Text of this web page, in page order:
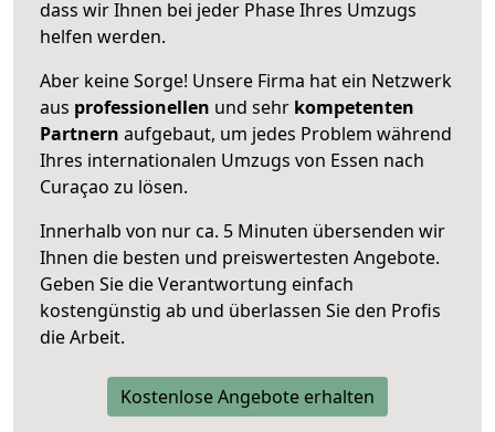
dass wir Ihnen bei jeder Phase Ihres Umzugs
helfen werden.
Aber keine Sorge! Unsere Firma hat ein Netzwerk
aus professionellen und sehr kompetenten
Partnern aufgebaut, um jedes Problem während
Ihres internationalen Umzugs von Essen nach
Curaçao zu lösen.
Innerhalb von nur ca. 5 Minuten übersenden wir
Ihnen die besten und preiswertesten Angebote.
Geben Sie die Verantwortung einfach
kostengünstig ab und überlassen Sie den Profis
die Arbeit.
Kostenlose Angebote erhalten